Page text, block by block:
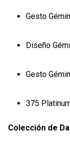
Gesto
Diseño
Gesto
375
Colección de